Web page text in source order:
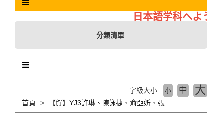
日本語学科へようこ
分類清單
首頁
字級大小 小 中 大